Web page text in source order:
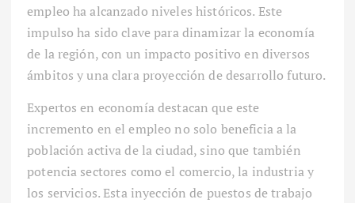
empleo ha alcanzado niveles históricos. Este
impulso ha sido clave para dinamizar la economía
de la región, con un impacto positivo en diversos
ámbitos y una clara proyección de desarrollo futuro.
Expertos en economía destacan que este
incremento en el empleo no solo beneficia a la
población activa de la ciudad, sino que también
potencia sectores como el comercio, la industria y
los servicios. Esta inyección de puestos de trabajo